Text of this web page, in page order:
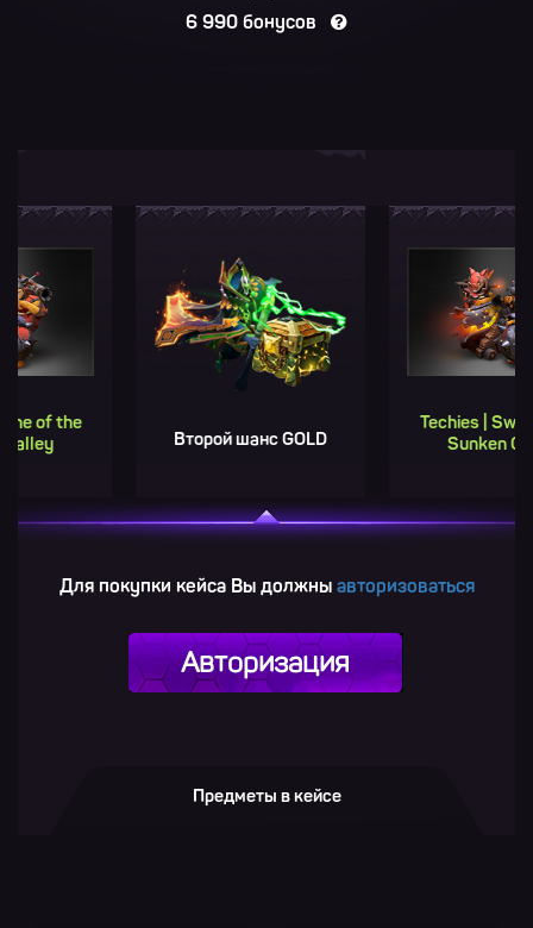
6 990 бонусов
the
Второй шанс GOLD
Techies | Swine of
Sunken Galley
Для покупки кейса Вы должны авторизоваться
Авторизация
Предметы в кейсе